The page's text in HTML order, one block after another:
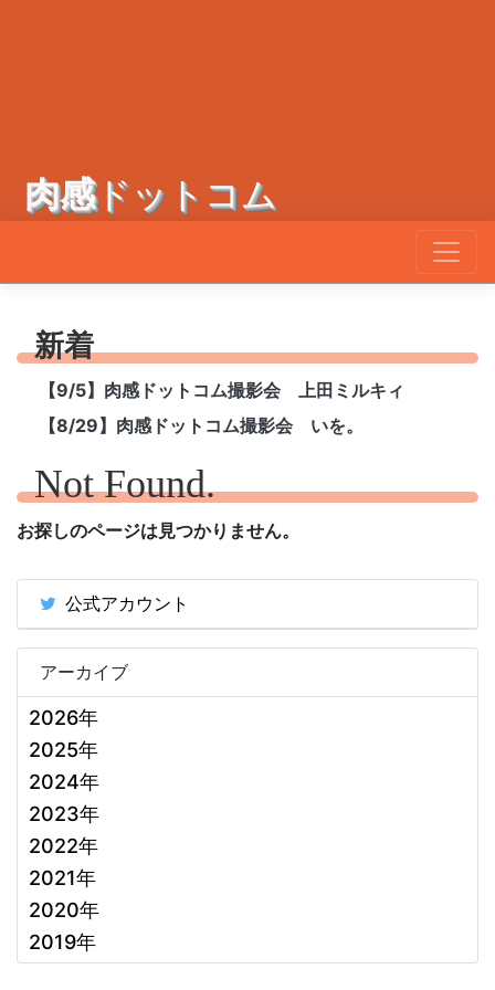
肉感ドットコム
新着
【9/5】肉感ドットコム撮影会 上田ミルキィ
【8/29】肉感ドットコム撮影会 いを。
Not Found.
お探しのページは見つかりません。
公式アカウント
アーカイブ
2026年
2025年
2024年
2023年
2022年
2021年
2020年
2019年